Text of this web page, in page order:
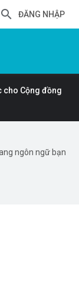
ĐĂNG NHẬP
cho Cộng đồng
ngôn ngữ bạn